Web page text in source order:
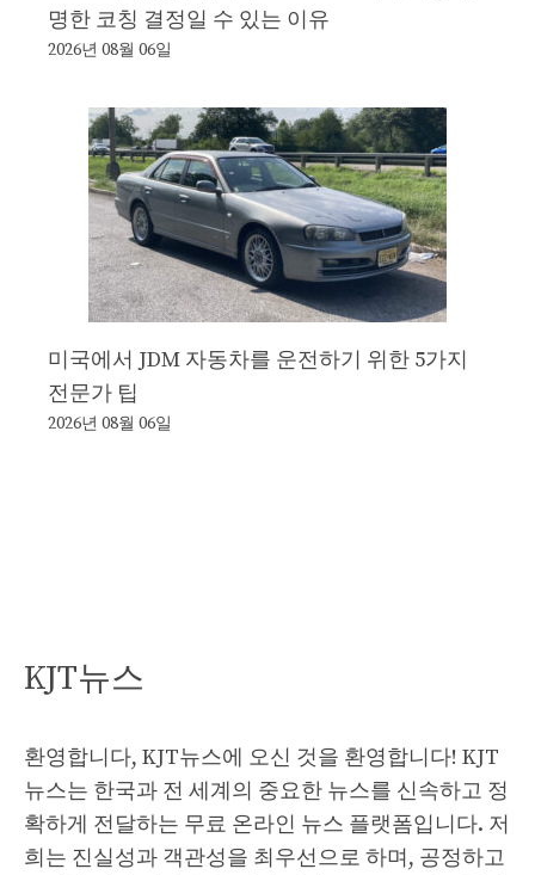
명한 코칭 결정일 수 있는 이유
2026년 08월 06일
미국에서 JDM 자동차를 운전하기 위한 5가지
전문가 팁
2026년 08월 06일
KJT뉴스
환영합니다, KJT뉴스에 오신 것을 환영합니다! KJT
뉴스는 한국과 전 세계의 중요한 뉴스를 신속하고 정
확하게 전달하는 무료 온라인 뉴스 플랫폼입니다. 저
희는 진실성과 객관성을 최우선으로 하며, 공정하고